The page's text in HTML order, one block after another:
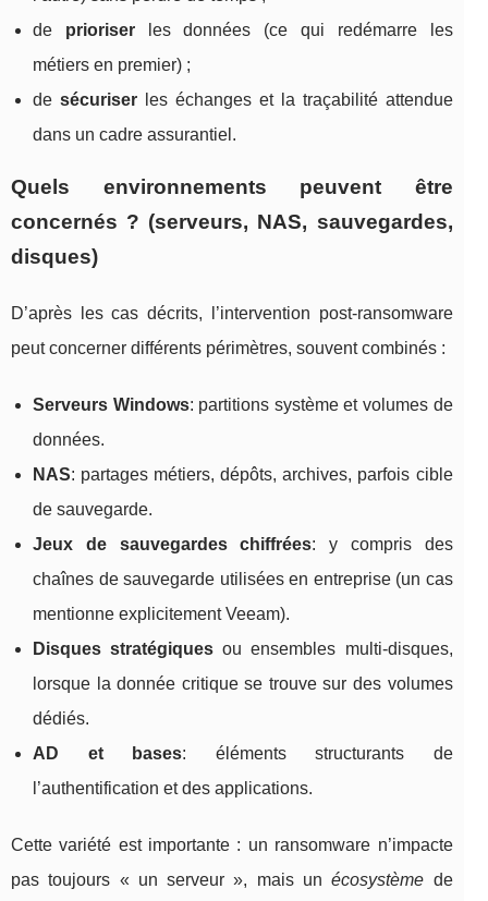
de prioriserles données (ce qui redémarre les
métiers en premier) ;
de sécuriserles échanges et la traçabilité attendue
dans un cadre assurantiel.
Quels environnements peuvent être
concernés ? (serveurs, NAS, sauvegardes,
disques)
D’après les cas décrits, l’intervention post-ransomware
peut concerner différents périmètres, souvent combinés :
Serveurs Windows: partitions système et volumes de
données.
NAS: partages métiers, dépôts, archives, parfois cible
de sauvegarde.
Jeux de sauvegardes chiffrées: y compris des
chaînes de sauvegarde utilisées en entreprise (un cas
mentionne explicitement Veeam).
Disques stratégiques ou ensembles multi-disques,
lorsque la donnée critique se trouve sur des volumes
dédiés.
AD et bases: éléments structurants de
l’authentification et des applications.
Cette variété est importante : un ransomware n’impacte
pas toujours « un serveur », mais unécosystème de